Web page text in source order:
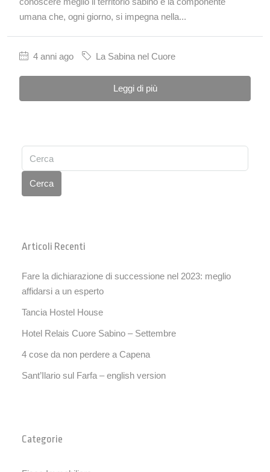
umana che, ogni giorno, si impegna nella...
4 anni ago La Sabina nel Cuore
Leggi di più
Cerca
Articoli Recenti
Fare la dichiarazione di successione nel 2023: meglio
affidarsi a un esperto
Tancia Hostel House
Hotel Relais Cuore Sabino – Settembre
4 cose da non perdere a Capena
Sant’Ilario sul Farfa – english version
Categorie